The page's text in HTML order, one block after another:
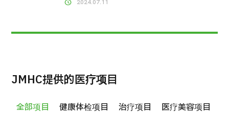
2024.07.11
JMHC提供的医疗项目
全部项目 健康体检项目 治疗项目 医疗美容项目